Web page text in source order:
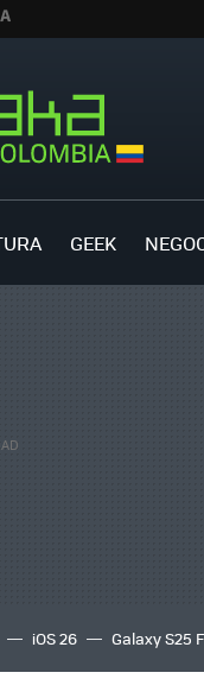
GEEK
iOS 26 Galaxy S25